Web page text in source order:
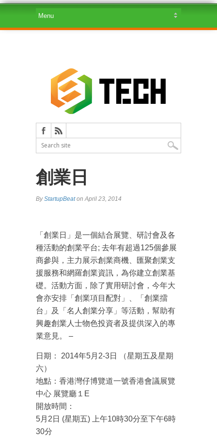
創業日
ByStartupBeaton April 23, 2014
「創業日」是一個結合展覽、研討會及各
種活動的創業平台; 去年有超過125個參展
商參與，主力展示創業商機、匯聚創業支
援服務和網羅創業資訊，為你建立創業基
礎。活動方面，除了實用研討會，今年大
會亦安排「創業項目配對」、「創業擂
台」及「名人創業分享」等活動，幫助有
興趣創業人士物色投資者及提供深入的專
業意見。 –
日期： 2014年5月2-3日 （星期五及星期
六）
地點：香港灣仔博覽道一號香港會議展覽
中心 展覽廳１E
開放時間：
5月2日 (星期五) 上午10時30分至下午6時
30分